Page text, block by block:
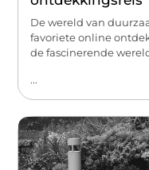
De wereld van
favoriete online
de fascinerende
...